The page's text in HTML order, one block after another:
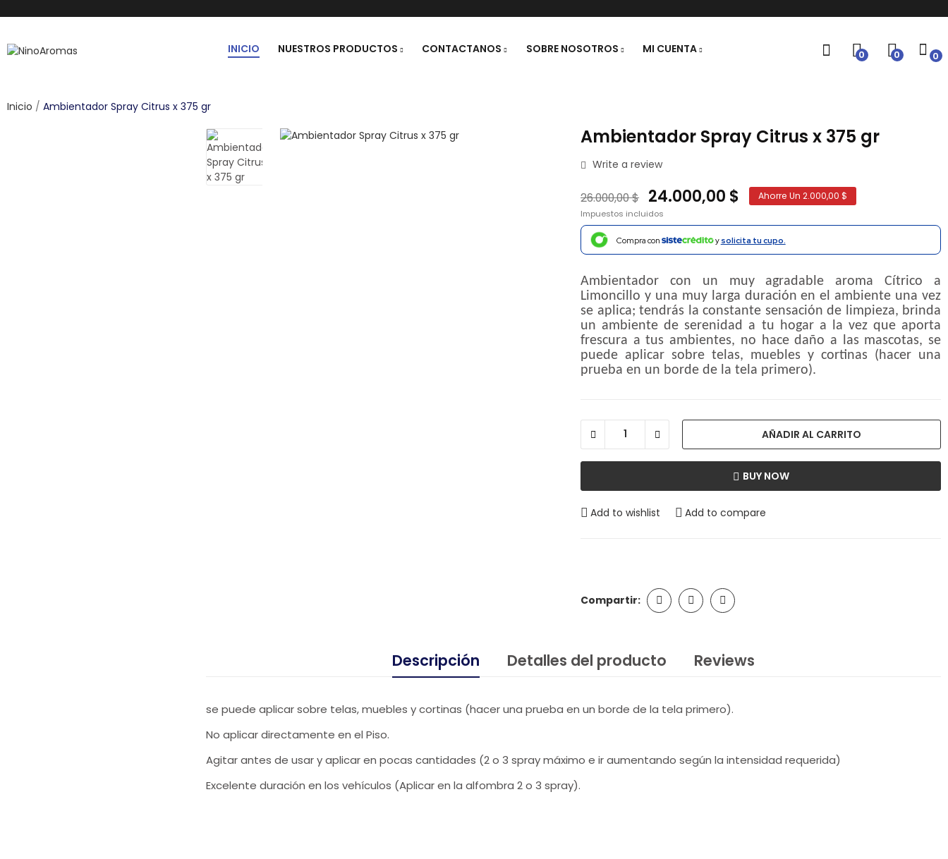
INICIO NUESTROS PRODUCTOS CONTACTANOS SOBRE NOSOTROS MI CUENTA 0 0 0
Inicio Ambientador Spray Citrus x 375 gr
Ambientador Spray Citrus x 375 gr
Write a review
26.000,00 $ 24.000,00 $ Ahorre Un 2.000,00 $
Impuestos incluidos
Compra con y solicita tu cupo.
Ambientador con un muy agradable aroma Cítrico a
Limoncillo y una muy larga duración en el ambiente una vez
se aplica; tendrás la constante sensación de limpieza, brinda
un ambiente de serenidad a tu hogar a la vez que aporta
frescura a tus ambientes, no hace daño a las mascotas, se
puede aplicar sobre telas, muebles y cortinas (hacer una
prueba en un borde de la tela primero).
AÑADIR AL CARRITO
BUY NOW
Add to wishlist Add to compare
Compartir:
Descripción Detalles del producto Reviews
se puede aplicar sobre telas, muebles y cortinas (hacer una prueba en un borde de la tela primero).
No aplicar directamente en el Piso.
Agitar antes de usar y aplicar en pocas cantidades (2 o 3 spray máximo e ir aumentando según la intensidad requerida)
Excelente duración en los vehículos (Aplicar en la alfombra 2 o 3 spray).